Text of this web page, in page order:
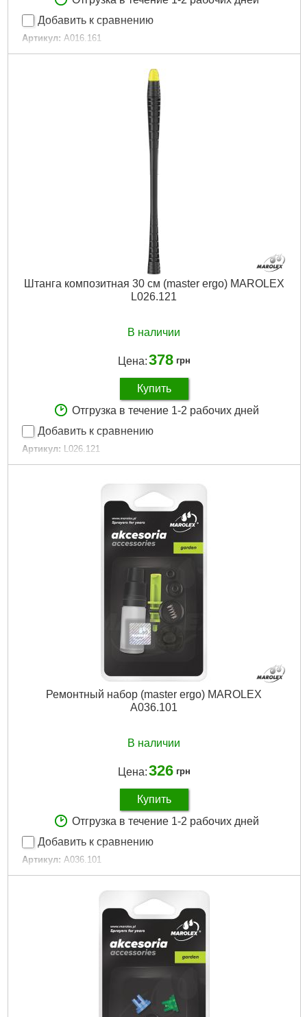
Добавить к сравнению
Артикул: A016.161
Код товара: 24.36.01
Подробнее...
Штанга композитная 30 см (master ergo) MAROLEX
L026.121
В наличии
Цена:378 грн
Купить
Отгрузка в течение 1-2 рабочих дней
Добавить к сравнению
Артикул: L026.121
Код товара: 24.36.45
Подробнее...
Ремонтный набор (master ergo) MAROLEX
A036.101
В наличии
Цена:326 грн
Купить
Отгрузка в течение 1-2 рабочих дней
Добавить к сравнению
Артикул: A036.101
Код товара: 24.36.31
Подробнее...